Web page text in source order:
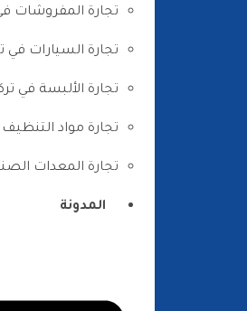
تجارة المفروشات
تجارة السيارات في
تجارة الألبسة في
تجارة مواد التنظيف
تجارة المعدات
المدونة